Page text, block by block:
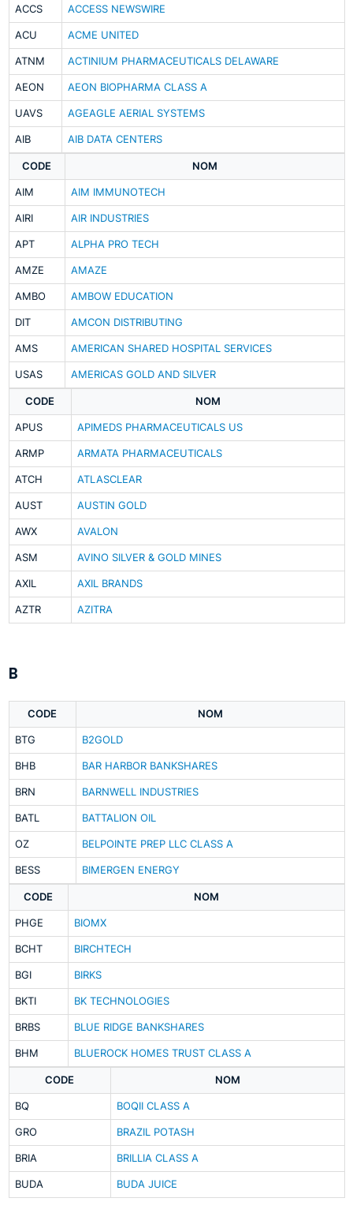
ACCS ACCESS NEWSWIRE
ACU ACME UNITED
ATNM ACTINIUM PHARMACEUTICALS DELAWARE
AEON AEON BIOPHARMA CLASS A
UAVS AGEAGLE AERIAL SYSTEMS
AIB AIB DATA CENTERS
CODE NOM
AIM AIM IMMUNOTECH
AIRI AIR INDUSTRIES
APT ALPHA PRO TECH
AMZE AMAZE
AMBO AMBOW EDUCATION
DIT AMCON DISTRIBUTING
AMS AMERICAN SHARED HOSPITAL SERVICES
USAS AMERICAS GOLD AND SILVER
CODE NOM
APUS APIMEDS PHARMACEUTICALS US
ARMP ARMATA PHARMACEUTICALS
ATCH ATLASCLEAR
AUST AUSTIN GOLD
AWX AVALON
ASM AVINO SILVER & GOLD MINES
AXIL AXIL BRANDS
AZTR AZITRA
B
CODE NOM
BTG B2GOLD
BHB BAR HARBOR BANKSHARES
BRN BARNWELL INDUSTRIES
BATL BATTALION OIL
OZ BELPOINTE PREP LLC CLASS A
BESS BIMERGEN ENERGY
CODE NOM
PHGE BIOMX
BCHT BIRCHTECH
BGI BIRKS
BKTI BK TECHNOLOGIES
BRBS BLUE RIDGE BANKSHARES
BHM BLUEROCK HOMES TRUST CLASS A
CODE NOM
BQ BOQII CLASS A
GRO BRAZIL POTASH
BRIA BRILLIA CLASS A
BUDA BUDA JUICE